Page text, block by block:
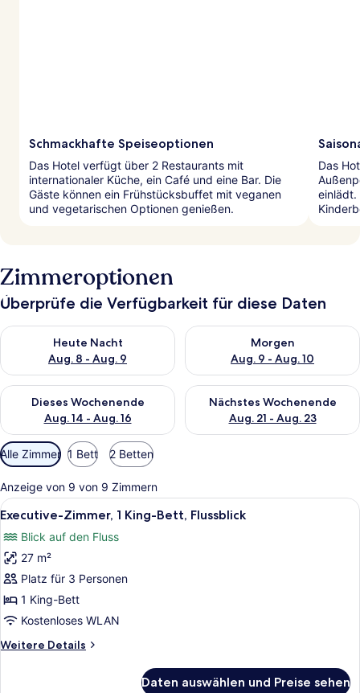
Schmackhafte Speiseoptionen
Das Hotel verfügt über 2 Restaurants mit
internationaler Küche, ein Café und eine Bar. Die
Gäste können ein Frühstücksbuffet mit veganen
und vegetarischen Optionen genießen.
Das
einlädt.
Zimmeroptionen
Überprüfe die Verfügbarkeit für diese Daten
Heute Nacht
Aug. 8 - Aug. 9
Überprüfe die Verfügbarkeit für heute Nacht, Aug. 8 -
Morgen
Aug. 9 - Aug. 10
Überprüfe die
Dieses Wochenende
Aug. 14 - Aug. 16
Überprüfe die Verfügbarkeit für dieses Wochenende, Aug.
Nächstes Wochenende
Aug. 21 - Aug. 23
Überprüfe die Verfügbarkeit
Verfügbare
Filter
für
Zimmer
Alle Zimmer 1 Bett 2 Betten
Anzeige von 9 von 9 Zimmern
Alle
Fotos
für
Executive-
Zimmer,
1 King-
Bett,
anzeigen
Ein Hochhaus-Wohnkomplex mit
6
Executive-Zimmer, 1 King-Bett, Flussblick
Blick auf den Fluss
27 m²
Platz für 3 Personen
1 King-Bett
Kostenloses WLAN
Weitere Details
Weitere
Daten auswählen und Preise sehen